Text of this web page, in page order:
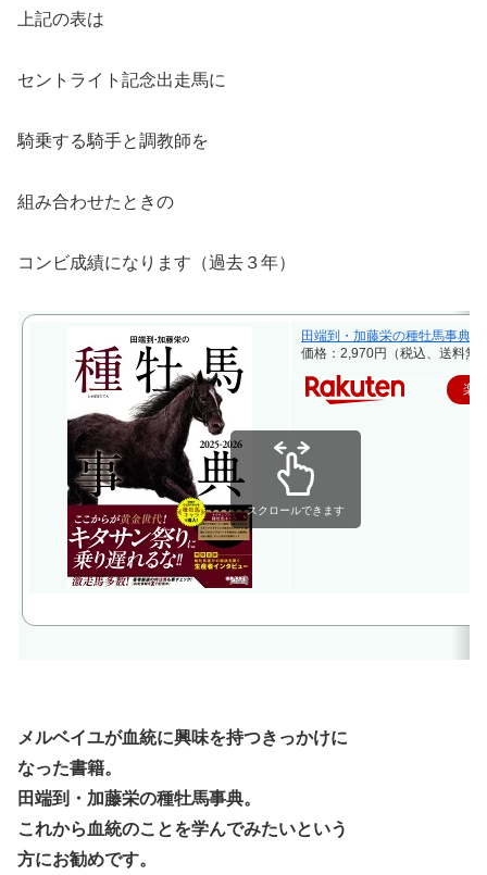
上記の表は
セントライト記念出走馬に
騎乗する騎手と調教師を
組み合わせたときの
コンビ成績になります（過去３年）
田端到・加藤栄の種牡馬事典
価格：2,970円（税込、送料無
楽
スクロールできます
メルベイユが血統に興味を持つきっかけに
なった書籍。
田端到・加藤栄の種牡馬事典。
これから血統のことを学んでみたいという
方にお勧めです。